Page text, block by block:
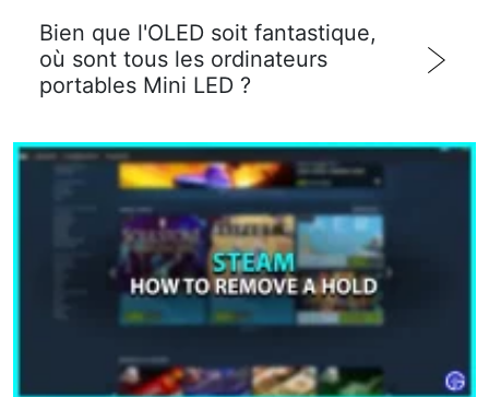
Bien que l'OLED soit fantastique,
où sont tous les ordinateurs
portables Mini LED ?